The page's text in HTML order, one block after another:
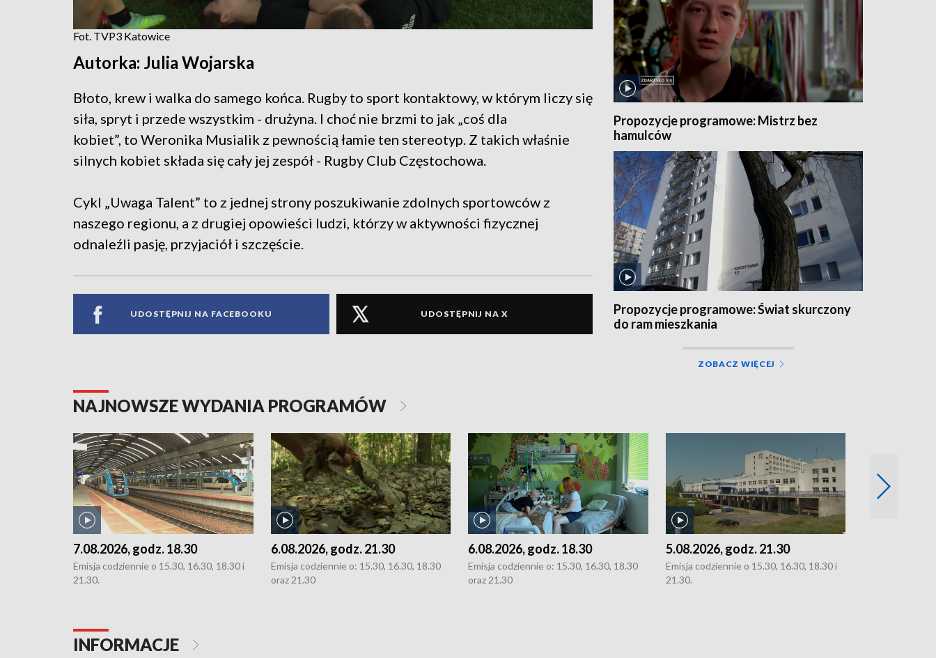
Fot. TVP3 Katowice
Autorka: Julia Wojarska
Błoto, krew i walka do samego końca. Rugby to sport kontaktowy, w którym liczy się
siła, spryt i przede wszystkim - drużyna. I choć nie brzmi to jak „coś dla
kobiet”, to Weronika Musialik z pewnością łamie ten stereotyp. Z takich właśnie
silnych kobiet składa się cały jej zespół - Rugby Club Częstochowa.
Cykl „Uwaga Talent” to z jednej strony poszukiwanie zdolnych sportowców z
naszego regionu, a z drugiej opowieści ludzi, którzy w aktywności fizycznej
odnaleźli pasję, przyjaciół i szczęście.
UDOSTĘPNIJ NA FACEBOOKU UDOSTĘPNIJ NA X
Propozycje programowe: Mistrz bez
hamulców
Propozycje programowe: Świat skurczony
do ram mieszkania
ZOBACZ WIĘCEJ
NAJNOWSZE WYDANIA PROGRAMÓW
7.08.2026, godz. 18.30
Emisja codziennie o 15.30, 16.30, 18.30 i
21.30.
6.08.2026, godz. 21.30
Emisja codziennie o: 15.30, 16.30, 18.30
oraz 21.30
6.08.2026, godz. 18.30
Emisja codziennie o: 15.30, 16.30, 18.30
oraz 21.30
5.08.2026, godz. 21.30
Emisja codziennie o 15.30, 16.30, 18.30 i
21.30.
INFORMACJE